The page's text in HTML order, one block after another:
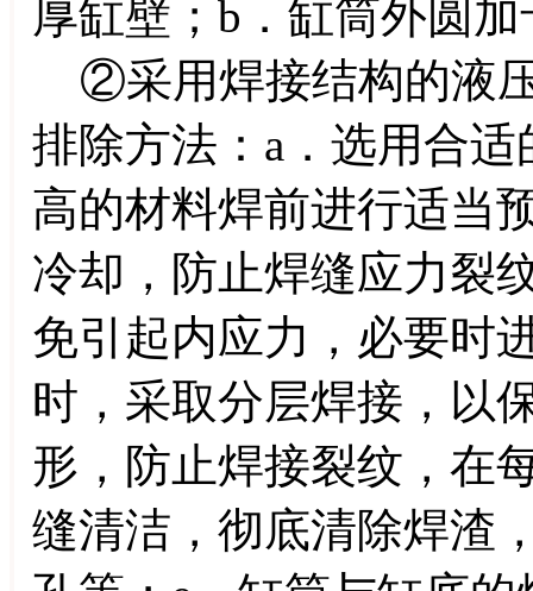
厚缸壁；b．缸筒外圆
②采用焊接结构的液
排除方法：a．选用合
高的材料焊前进行适当
冷却，防止焊缝应力裂
免引起内应力，必要时
时，采取分层焊接，以
形，防止焊接裂纹，在
缝清洁，彻底清除焊渣